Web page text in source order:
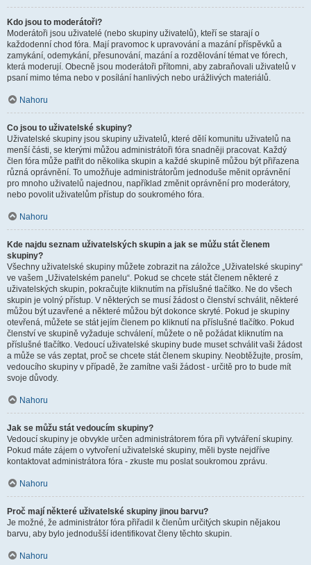
Kdo jsou to moderátoři?
Moderátoři jsou uživatelé (nebo skupiny uživatelů), kteří se starají o
každodenní chod fóra. Mají pravomoc k upravování a mazání příspěvků a
zamykání, odemykání, přesunování, mazání a rozdělování témat ve fórech,
která moderují. Obecně jsou moderátoři přítomni, aby zabraňovali uživatelů v
psaní mimo téma nebo v posílání hanlivých nebo urážlivých materiálů.
Nahoru
Co jsou to uživatelské skupiny?
Uživatelské skupiny jsou skupiny uživatelů, které dělí komunitu uživatelů na
menší části, se kterými můžou administrátoři fóra snadněji pracovat. Každý
člen fóra může patřit do několika skupin a každé skupině můžou být přiřazena
různá oprávnění. To umožňuje administrátorům jednoduše měnit oprávnění
pro mnoho uživatelů najednou, například změnit oprávnění pro moderátory,
nebo povolit uživatelům přístup do soukromého fóra.
Nahoru
Kde najdu seznam uživatelských skupin a jak se můžu stát členem
skupiny?
Všechny uživatelské skupiny můžete zobrazit na záložce „Uživatelské skupiny“
ve vašem „Uživatelském panelu“. Pokud se chcete stát členem některé z
uživatelských skupin, pokračujte kliknutím na příslušné tlačítko. Ne do všech
skupin je volný přístup. V některých se musí žádost o členství schválit, některé
můžou být uzavřené a některé můžou být dokonce skryté. Pokud je skupiny
otevřená, můžete se stát jejím členem po kliknutí na příslušné tlačítko. Pokud
členství ve skupině vyžaduje schválení, můžete o ně požádat kliknutím na
příslušné tlačítko. Vedoucí uživatelské skupiny bude muset schválit vaši žádost
a může se vás zeptat, proč se chcete stát členem skupiny. Neobtěžujte, prosím,
vedoucího skupiny v případě, že zamítne vaši žádost - určitě pro to bude mít
svoje důvody.
Nahoru
Jak se můžu stát vedoucím skupiny?
Vedoucí skupiny je obvykle určen administrátorem fóra při vytváření skupiny.
Pokud máte zájem o vytvoření uživatelské skupiny, měli byste nejdříve
kontaktovat administrátora fóra - zkuste mu poslat soukromou zprávu.
Nahoru
Proč mají některé uživatelské skupiny jinou barvu?
Je možné, že administrátor fóra přiřadil k členům určitých skupin nějakou
barvu, aby bylo jednodušší identifikovat členy těchto skupin.
Nahoru